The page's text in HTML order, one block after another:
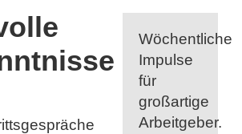
Wöchentliche
Impulse
für
großartige
Arbeitgeber.